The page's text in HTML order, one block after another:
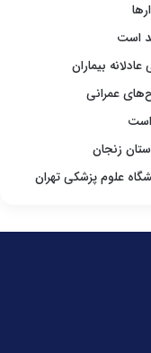
است
بیماران
عمرانی
است
زنجان
علوم پزشکی تهران